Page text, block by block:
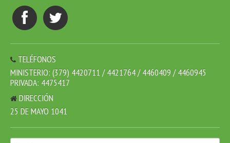
TELÉFONOS
MINISTERIO: (379) 4420711 / 4421764 / 4460409 / 4460945
PRIVADA: 4475417
DIRECCIÓN
25 DE MAYO 1041